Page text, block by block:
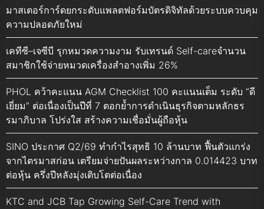
มาสเตอร์การ์ดยกระดับแพลตฟอร์มบัตรดิจิทัลด้วยระบบควบคุม
ความปลอดภัยใหม่
เคทีซี–เจซีบี รุกหมวดความงาม รับเทรนด์ Self-careจำนวน
สมาชิกใช้จ่ายหมวดเครื่องสำอางเพิ่ม 26%
PHOL คว้าคะแนน AGM Checklist 100 คะแนนเต็ม ระดับ “ดี
เยี่ยม” ต่อเนื่องเป็นปีที่ 7 ตอกย้ำการดำเนินธุรกิจตามหลักธร
รมาภิบาล โปร่งใส สร้างความเชื่อมั่นผู้ถือหุ้น
SINO ประกาศ Q2/69 ทำกำไรสุทธิ 10 ล้านบาท ฟื้นตัวแกร่ง
จากไตรมาสก่อน เตรียมจ่ายปันผลระหว่างกาล 0.014423 บาท
ต่อหุ้น ครึ่งปีหลังมุ่งเติบโตต่อเนื่อง
KTC and JCB Tap Growing Self-Care Trend with